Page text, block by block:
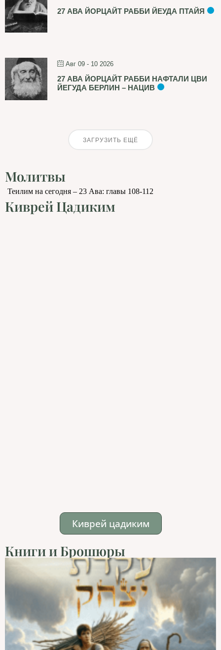
27 АВА ЙОРЦАЙТ РАББИ ЙЕУДА ПТАЙЯ
Авг 09 - 10 2026
27 АВА ЙОРЦАЙТ РАББИ НАФТАЛИ ЦВИ
ЙЕГУДА БЕРЛИН – НАЦИВ
ЗАГРУЗИТЬ ЕЩЁ
Молитвы
Теилим на сегодня – 23 Ава: главы 108-112
Киврей Цадиким
Киврей цадиким
Книги и Брошюры